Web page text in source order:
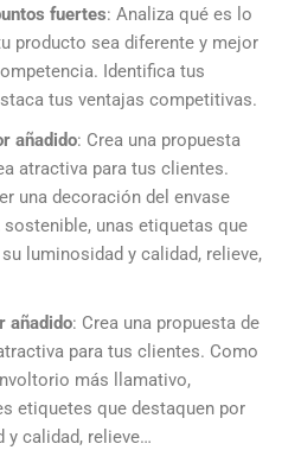
fuertes: Analiza qué es lo
producto sea diferente y mejor
Identifica tus
tus ventajas competitivas.
añadido: Crea una propuesta
atractiva para tus clientes.
una decoración del envase
unas etiquetas que
luminosidad y calidad, relieve,
añadido: Crea una propuesta de
para tus clientes. Como
más llamativo,
etiquetes que destaquen por
y calidad, relieve…